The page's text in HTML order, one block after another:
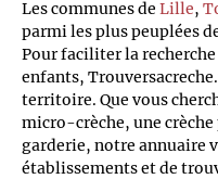
Les communes de Lille,
parmi les plus peuplées
Pour faciliter la recherche
enfants,
territoire. Que vous
micro-crèche, une
garderie, notre annuaire
établissements et de